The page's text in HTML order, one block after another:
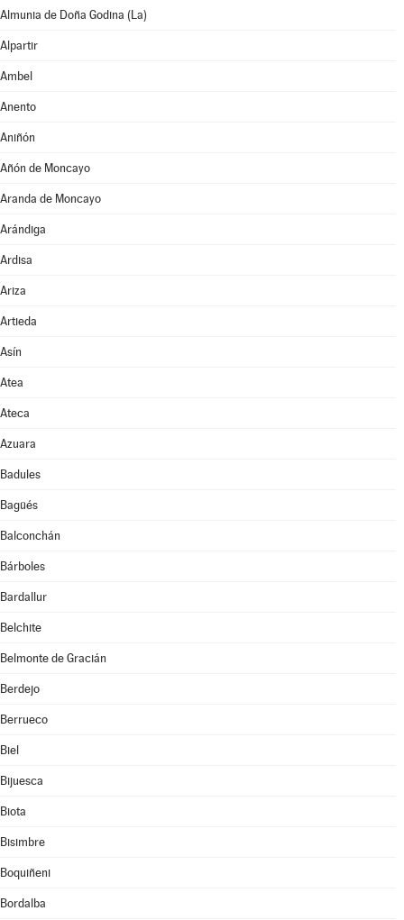
Almunia de Doña Godina (La)
Alpartir
Ambel
Anento
Aniñón
Añón de Moncayo
Aranda de Moncayo
Arándiga
Ardisa
Ariza
Artieda
Asín
Atea
Ateca
Azuara
Badules
Bagüés
Balconchán
Bárboles
Bardallur
Belchite
Belmonte de Gracián
Berdejo
Berrueco
Biel
Bijuesca
Biota
Bisimbre
Boquiñeni
Bordalba